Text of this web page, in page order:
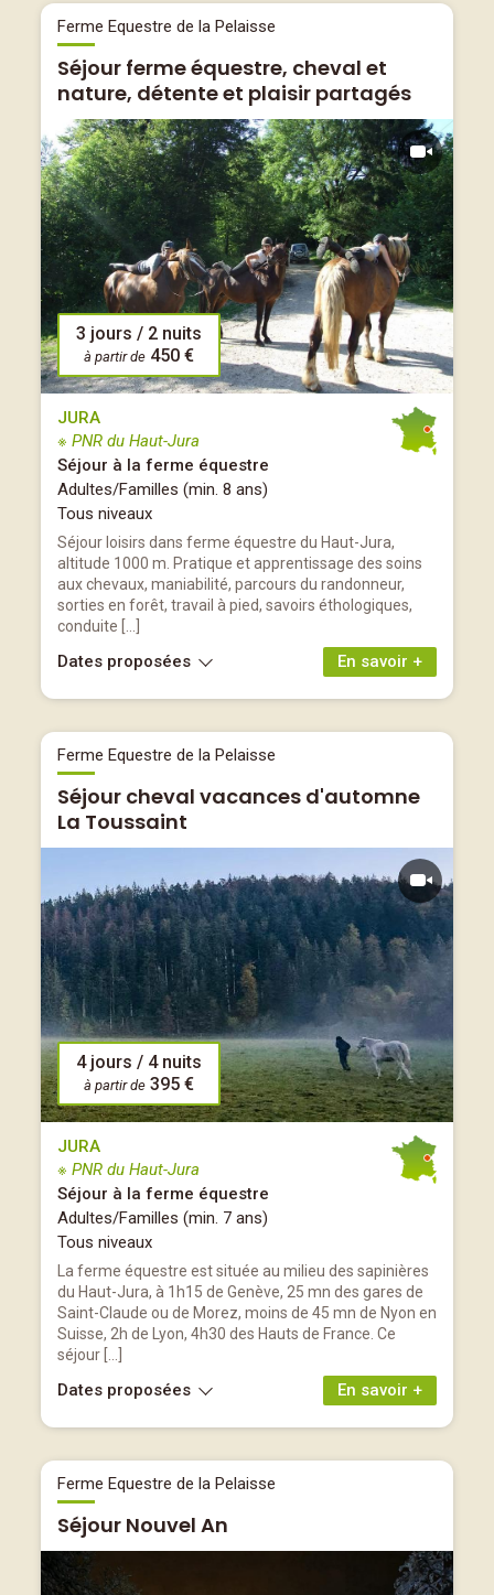
Ferme Equestre de la Pelaisse
Séjour ferme équestre, cheval et
nature, détente et plaisir partagés
3 jours / 2 nuits
à partir de 450 €
JURA
※ PNR du Haut-Jura
Séjour à la ferme équestre
Adultes/Familles (min. 8 ans)
Tous niveaux
Séjour loisirs dans ferme équestre du Haut-Jura,
altitude 1000 m. Pratique et apprentissage des soins
aux chevaux, maniabilité, parcours du randonneur,
sorties en forêt, travail à pied, savoirs éthologiques,
conduite […]
En savoir +
Dates proposées
Ferme Equestre de la Pelaisse
Séjour cheval vacances d'automne
La Toussaint
4 jours / 4 nuits
à partir de 395 €
JURA
※ PNR du Haut-Jura
Séjour à la ferme équestre
Adultes/Familles (min. 7 ans)
Tous niveaux
La ferme équestre est située au milieu des sapinières
du Haut-Jura, à 1h15 de Genève, 25 mn des gares de
Saint-Claude ou de Morez, moins de 45 mn de Nyon en
Suisse, 2h de Lyon, 4h30 des Hauts de France. Ce
séjour […]
En savoir +
Dates proposées
Ferme Equestre de la Pelaisse
Séjour Nouvel An